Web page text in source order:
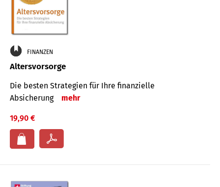
FINANZEN
Altersvorsorge
Die besten Strategien für Ihre finanzielle
Absicherung
mehr
19,90 €